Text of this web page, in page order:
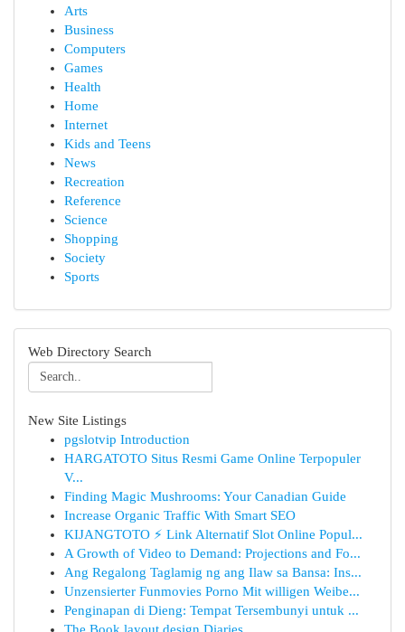
Arts
Business
Computers
Games
Health
Home
Internet
Kids and Teens
News
Recreation
Reference
Science
Shopping
Society
Sports
Web Directory Search
New Site Listings
pgslotvip Introduction
HARGATOTO Situs Resmi Game Online Terpopuler
V...
Finding Magic Mushrooms: Your Canadian Guide
Increase Organic Traffic With Smart SEO
KIJANGTOTO ⚡ Link Alternatif Slot Online Popul...
A Growth of Video to Demand: Projections and Fo...
Ang Regalong Taglamig ng ang Ilaw sa Bansa: Ins...
Unzensierter Funmovies Porno Mit willigen Weibe...
Penginapan di Dieng: Tempat Tersembunyi untuk ...